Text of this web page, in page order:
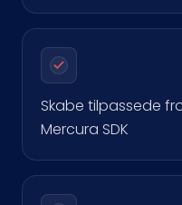
Skabe tilpassede
Mercura SDK